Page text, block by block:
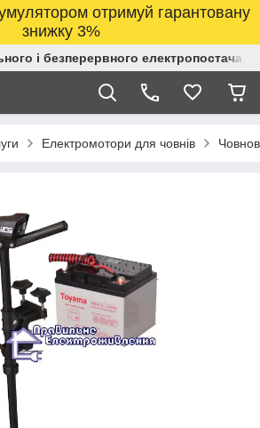
отримуй гарантовану
знижку 3%
і безперервного
Електромотори для човнів